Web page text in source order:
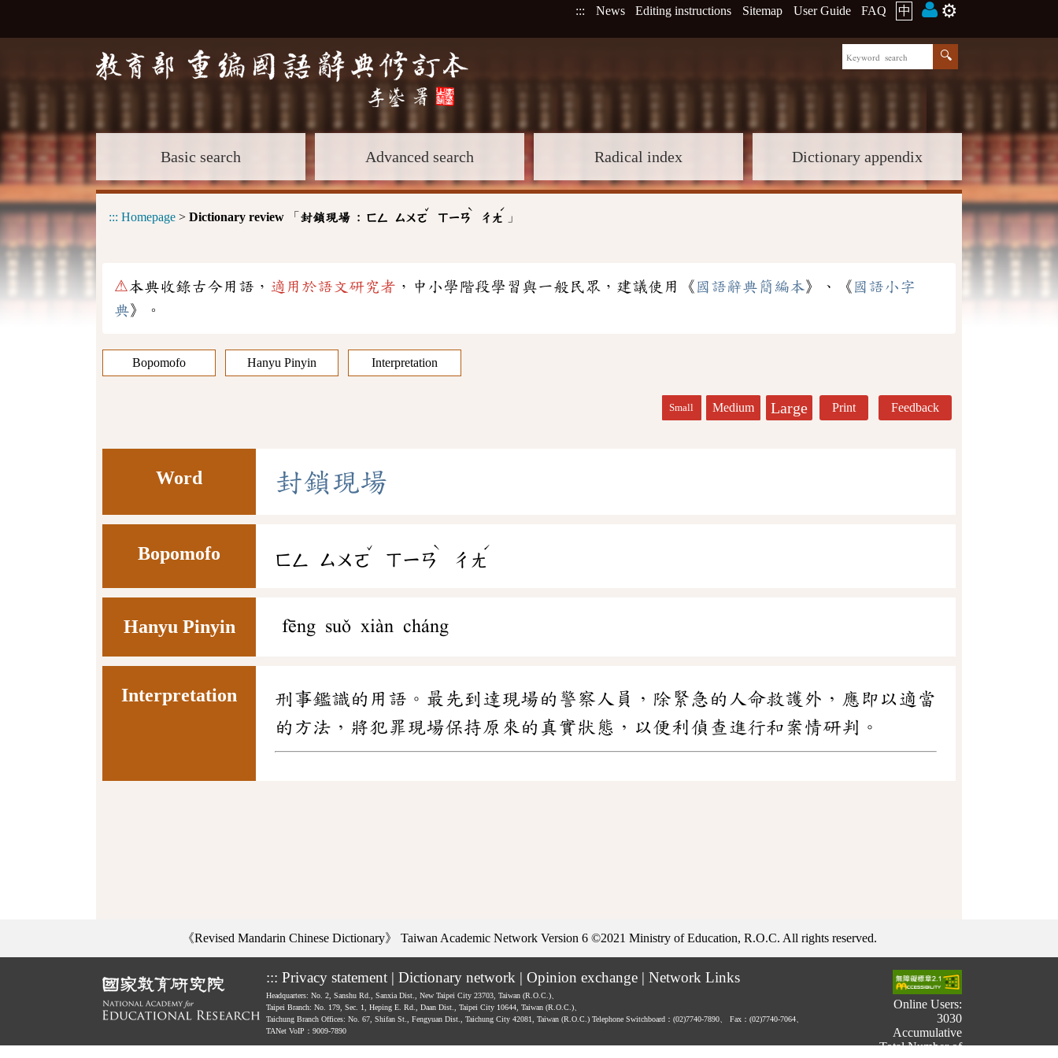
::: News Editing instructions Sitemap User Guide FAQ 中 ⚙️
Basic search Advanced search Radical index Dictionary appendix
::: Homepage > Dictionary review 「 封鎖現場 : ㄈㄥ ㄙㄨㄛ
ˇ
ㄒㄧㄢ
ˋ
ㄔㄤ
ˊ
」
⚠本典收錄古今用語， 適用於語文研究者 ，中小學階段學習與一般民眾，建議使用《 國語辭典簡編本》、《 國語小字
典》。
Bopomofo Hanyu Pinyin Interpretation
Small Medium Large Print Feedback
Word 封鎖現場
Bopomofo ㄈㄥ ㄙㄨㄛ
ˇ
ㄒㄧㄢ
ˋ
ㄔㄤ
ˊ
Hanyu Pinyin fēng suǒ xiàn cháng
Interpretation
刑事鑑識的用語。最先到達現場的警察人員，除緊急的人命救護外，應即以適當
的方法，將犯罪現場保持原來的真實狀態，以便利偵查進行和案情研判。
《Revised Mandarin Chinese Dictionary》 Taiwan Academic Network Version 6 ©2021 Ministry of Education, R.O.C. All rights reserved.
::: Privacy statement | Dictionary network | Opinion exchange | Network Links
Headquarters: No. 2, Sanshu Rd., Sanxia Dist., New Taipei City 23703, Taiwan (R.O.C.)、
Taipei Branch: No. 179, Sec. 1, Heping E. Rd., Daan Dist., Taipei City 10644, Taiwan (R.O.C.)、
Taichung Branch Offices: No. 67, Shifan St., Fengyuan Dist., Taichung City 42081, Taiwan (R.O.C.) Telephone Switchboard：(02)7740-7890、
Fax：(02)7740-7064、
TANet VoIP：9009-7890
Online Users:
3030
Accumulative
Total Number of